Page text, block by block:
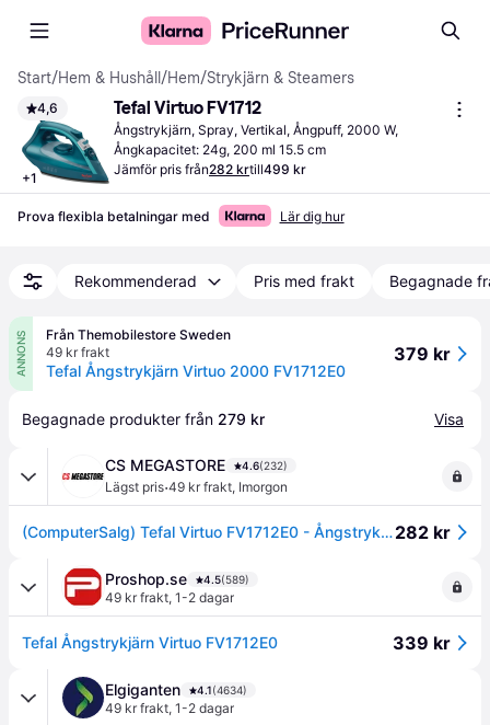
Start/Hem & Hushåll /Hem/Strykjärn & Steamers
4,6
+1
Tefal Virtuo FV1712
Ångstrykjärn, Spray, Vertikal, Ångpuff, 2000 W,
Ångkapacitet: 24g, 200 ml 15.5 cm
Jämför pris från282 krtill499 kr
Prova flexibla betalningar med Lär dig hur
Rekommenderad Pris med frakt Begagnade
ANNONS
Från Themobilestore Sweden
49 kr frakt
Tefal Ångstrykjärn Virtuo 2000 FV1712E0
379 kr
Begagnade produkter från 279 kr Visa
CS MEGASTORE 4.6(232)
Lägst pris·49 kr frakt, Imorgon
(ComputerSalg) Tefal Virtuo FV1712E0 - Ångstrykjärn - 2000 W - turkos282 kr
Proshop.se 4.5(589)
49 kr frakt, 1-2 dagar
Tefal Ångstrykjärn Virtuo FV1712E0 339 kr
Elgiganten 4.1(4634)
49 kr frakt, 1-2 dagar